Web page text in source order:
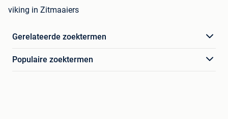
viking in Zitmaaiers
Gerelateerde zoektermen
Populaire zoektermen